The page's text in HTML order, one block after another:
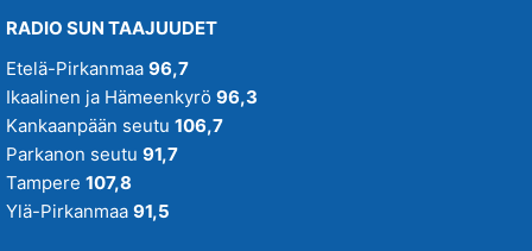
RADIO SUN TAAJUUDET
Etelä-Pirkanmaa 96,7
Ikaalinen ja Hämeenkyrö 96,3
Kankaanpään seutu 106,7
Parkanon seutu 91,7
Tampere 107,8
Ylä-Pirkanmaa 91,5